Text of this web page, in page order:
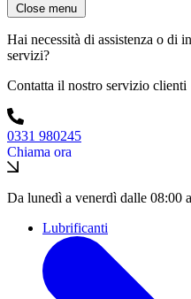
Close menu
Hai necessità di assistenza o di
servizi?
Contatta il nostro servizio clienti
0331 980245
Chiama ora
Da lunedì a venerdì dalle 08:00
Lubrificanti